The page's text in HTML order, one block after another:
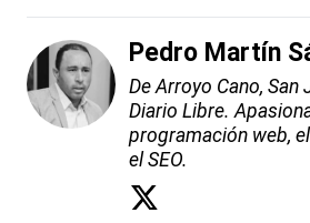
Pedro Martín
De Arroyo Cano,
Diario Libre.
programación web,
el SEO.